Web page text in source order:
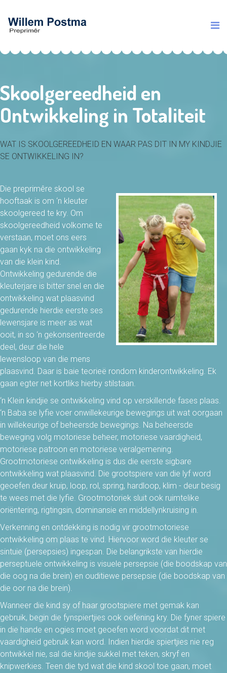
Skoolgereedheid en
Ontwikkeling in Totaliteit
WAT IS SKOOLGEREEDHEID EN WAAR PAS DIT IN MY KINDJIE
SE ONTWIKKELING IN?
Die preprimêre skool se
hooftaak is om ‘n kleuter
skoolgereed te kry. Om
skoolgereedheid volkome te
verstaan, moet ons eers
gaan kyk na die ontwikkeling
van die klein kind.
Ontwikkeling gedurende die
kleuterjare is bitter snel en die
ontwikkeling wat plaasvind
gedurende hierdie eerste ses
lewensjare is meer as wat
ooit, in so ‘n gekonsentreerde
deel, deur die hele
lewensloop van die mens
plaasvind. Daar is baie teorieë rondom kinderontwikkeling. Ek
gaan egter net kortliks hierby stilstaan.
‘n Klein kindjie se ontwikkeling vind op verskillende fases plaas.
‘n Baba se lyfie voer onwillekeurige bewegings uit wat oorgaan
in willekeurige of beheersde bewegings. Na beheersde
beweging volg motoriese beheer, motoriese vaardigheid,
motoriese patroon en motoriese veralgemening.
Grootmotoriese ontwikkeling is dus die eerste sigbare
ontwikkeling wat plaasvind. Die grootspiere van die lyf word
geoefen deur kruip, loop, rol, spring, hardloop, klim - deur besig
te wees met die lyfie. Grootmotoriek sluit ook ruimtelike
oriëntering, rigtingsin, dominansie en middellynkruising in.
Verkenning en ontdekking is nodig vir grootmotoriese
ontwikkeling om plaas te vind. Hiervoor word die kleuter se
sintuie (persepsies) ingespan. Die belangrikste van hierdie
perseptuele ontwikkeling is visuele persepsie (die boodskap van
die oog na die brein) en ouditiewe persepsie (die boodskap van
die oor na die brein).
Wanneer die kind sy of haar grootspiere met gemak kan
gebruik, begin die fynspiertjies ook oefening kry. Die fyner spiere
in die hande en ogies moet geoefen word voordat dit met
vaardigheid gebruik kan word. Indien hierdie spiertjies nie reg
ontwikkel nie, sal die kindjie sukkel met teken, skryf en
knipwerkies. Teen die tyd wat die kind skool toe gaan, moet